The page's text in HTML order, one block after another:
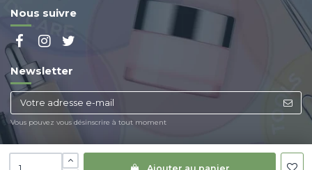
Ajouter au panier
Nous suivre
Newsletter
Vous pouvez vous désinscrire à tout moment